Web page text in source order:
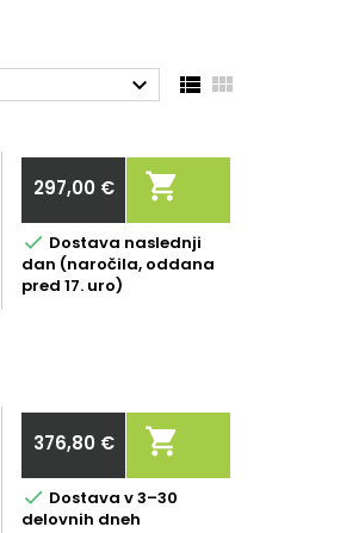
  
Cena
297,00 € 
 Dostava naslednji
dan (naročila, oddana
pred 17. uro)
Cena
376,80 € 
 Dostava v 3–30
delovnih dneh